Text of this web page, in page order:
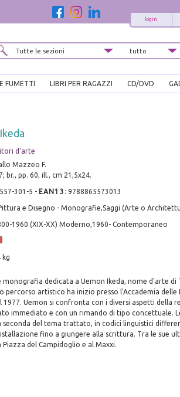
login
FUMETTI LIBRI PER RAGAZZI CD/DVD
d'arte
Mazzeo F.
br., pp. 60, ill., cm 21,5x24.
301-5 - EAN13 : 9788865573013
e Disegno - Monografie,Saggi (Arte o
1960 (XIX-XX) Moderno,1960- Contemporaneo
kg
monografia dedicata a Uemon Ikeda, nome d'arte di
percorso artistico ha inizio presso l'Accademia
1977. Uemon si confronta con i diversi aspetti della
immediato e con un rimando di tipo concettuale.
seconda del tema trattato, in codici linguistici
fino a giungere alla scrittura. Tra le sue
Piazza del Campidoglio e al Maxxi.